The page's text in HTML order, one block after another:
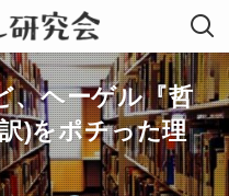
、ヘーゲル『哲
)をポチった理